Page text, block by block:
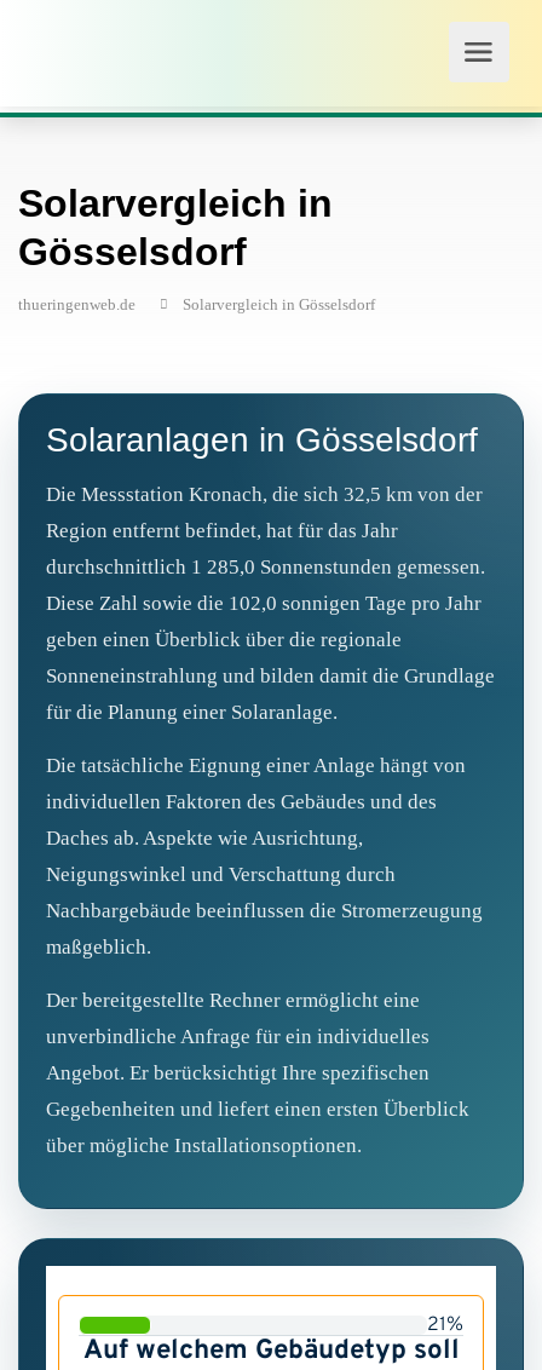
Solarvergleich in
Gösselsdorf
thueringenweb.de Solarvergleich in Gösselsdorf
Solaranlagen in Gösselsdorf
Die Messstation Kronach, die sich 32,5 km von der
Region entfernt befindet, hat für das Jahr
durchschnittlich 1 285,0 Sonnenstunden gemessen.
Diese Zahl sowie die 102,0 sonnigen Tage pro Jahr
geben einen Überblick über die regionale
Sonneneinstrahlung und bilden damit die Grundlage
für die Planung einer Solaranlage.
Die tatsächliche Eignung einer Anlage hängt von
individuellen Faktoren des Gebäudes und des
Daches ab. Aspekte wie Ausrichtung,
Neigungswinkel und Verschattung durch
Nachbargebäude beeinflussen die Stromerzeugung
maßgeblich.
Der bereitgestellte Rechner ermöglicht eine
unverbindliche Anfrage für ein individuelles
Angebot. Er berücksichtigt Ihre spezifischen
Gegebenheiten und liefert einen ersten Überblick
über mögliche Installationsoptionen.